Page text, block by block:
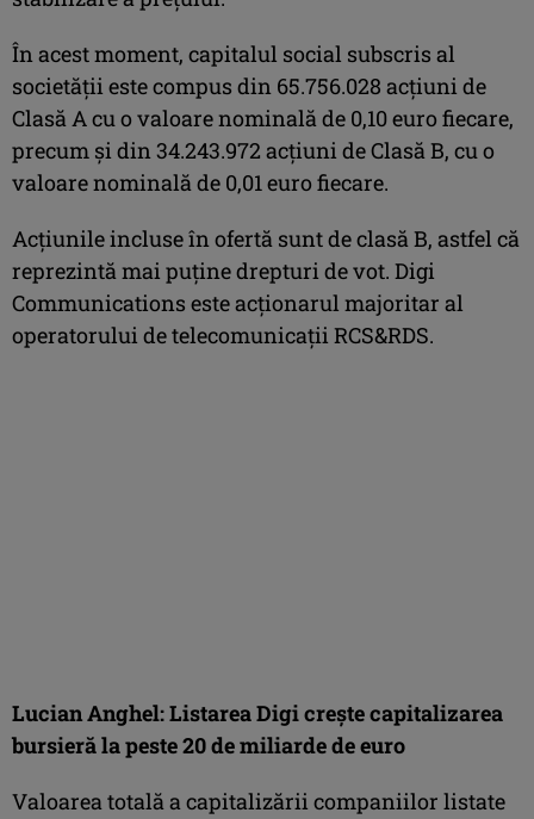
În acest moment, capitalul social subscris al
societăţii este compus din 65.756.028 acţiuni de
Clasă A cu o valoare nominală de 0,10 euro fiecare,
precum şi din 34.243.972 acţiuni de Clasă B, cu o
valoare nominală de 0,01 euro fiecare.
Acţiunile incluse în ofertă sunt de clasă B, astfel că
reprezintă mai puţine drepturi de vot. Digi
Communications este acţionarul majoritar al
operatorului de telecomunicaţii RCS&RDS.
Lucian Anghel: Listarea Digi creşte capitalizarea
bursieră la peste 20 de miliarde de euro
Valoarea totală a capitalizării companiilor listate